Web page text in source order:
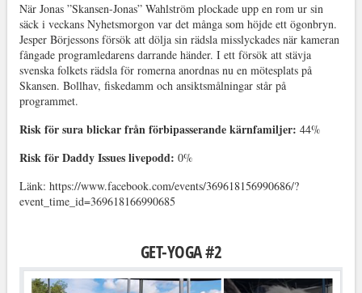
När Jonas ”Skansen-Jonas” Wahlström plockade upp en rom ur sin
säck i veckans Nyhetsmorgon var det många som höjde ett ögonbryn.
Jesper Börjessons försök att dölja sin rädsla misslyckades när kameran
fångade programledarens darrande händer. I ett försök att stävja
svenska folkets rädsla för romerna anordnas nu en mötesplats på
Skansen. Bollhav, fiskedamm och ansiktsmålningar står på
programmet.
Risk för sura blickar från förbipasserande kärnfamiljer: 44%
Risk för Daddy Issues livepodd: 0%
Länk: https://www.facebook.com/events/369618156990686/?
event_time_id=369618166990685
GET-YOGA #2